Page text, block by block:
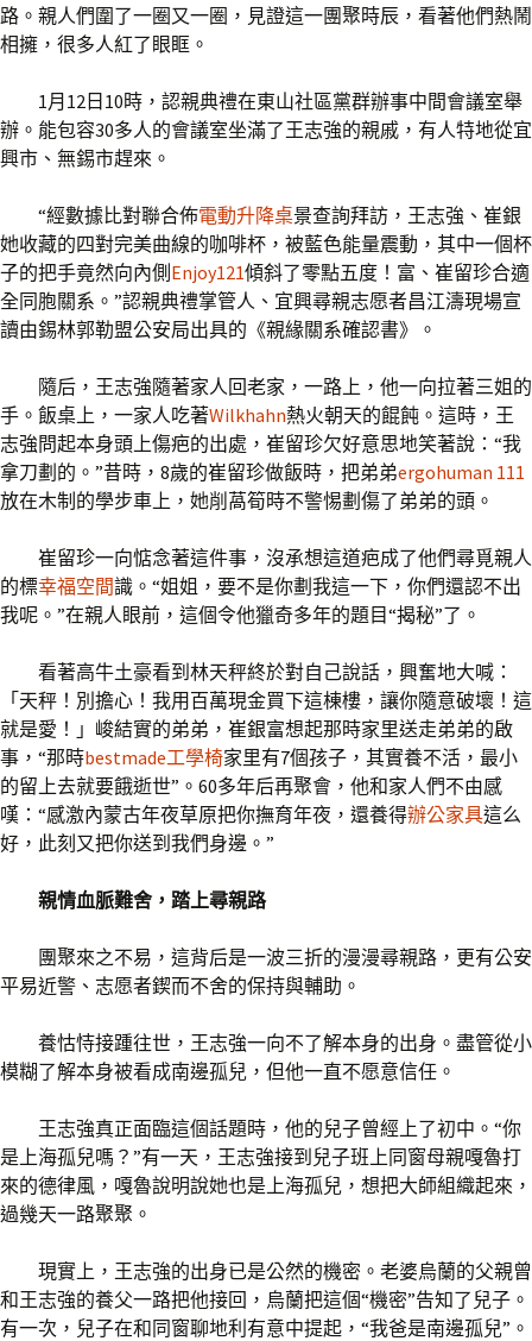
路。親人們圍了一圈又一圈，見證這一團聚時辰，看著他們熱鬧
相擁，很多人紅了眼眶。
1月12日10時，認親典禮在東山社區黨群辦事中間會議室舉
辦。能包容30多人的會議室坐滿了王志強的親戚，有人特地從宜
興市、無錫市趕來。
“經數據比對聯合佈電動升降桌景查詢拜訪，王志強、崔銀
她收藏的四對完美曲線的咖啡杯，被藍色能量震動，其中一個杯
子的把手竟然向內側 Enjoy121傾斜了零點五度！富、崔留珍合適
全同胞關系。”認親典禮掌管人、宜興尋親志愿者昌江濤現場宣
讀由錫林郭勒盟公安局出具的《親緣關系確認書》。
隨后，王志強隨著家人回老家，一路上，他一向拉著三姐的
手。飯桌上，一家人吃著Wilkhahn熱火朝天的餛飩。這時，王
志強問起本身頭上傷疤的出處，崔留珍欠好意思地笑著說：“我
拿刀劃的。”昔時，8歲的崔留珍做飯時，把弟弟ergohuman 111
放在木制的學步車上，她削萵筍時不警惕劃傷了弟弟的頭。
崔留珍一向惦念著這件事，沒承想這道疤成了他們尋覓親人
的標幸福空間識。“姐姐，要不是你劃我這一下，你們還認不出
我呢。”在親人眼前，這個令他獵奇多年的題目“揭秘”了。
看著高牛土豪看到林天秤終於對自己說話，興奮地大喊：
「天秤！別擔心！我用百萬現金買下這棟樓，讓你隨意破壞！這
就是愛！」峻結實的弟弟，崔銀富想起那時家里送走弟弟的啟
事，“那時bestmade工學椅家里有7個孩子，其實養不活，最小
的留上去就要餓逝世”。60多年后再聚會，他和家人們不由感
嘆：“感激內蒙古年夜草原把你撫育年夜，還養得辦公家具這么
好，此刻又把你送到我們身邊。”
親情血脈難舍，踏上尋親路
團聚來之不易，這背后是一波三折的漫漫尋親路，更有公安
平易近警、志愿者鍥而不舍的保持與輔助。
養怙恃接踵往世，王志強一向不了解本身的出身。盡管從小
模糊了解本身被看成南邊孤兒，但他一直不愿意信任。
王志強真正面臨這個話題時，他的兒子曾經上了初中。“你
是上海孤兒嗎？”有一天，王志強接到兒子班上同窗母親嘎魯打
來的德律風，嘎魯說明說她也是上海孤兒，想把大師組織起來，
過幾天一路聚聚。
現實上，王志強的出身已是公然的機密。老婆烏蘭的父親曾
和王志強的養父一路把他接回，烏蘭把這個“機密”告知了兒子。
有一次，兒子在和同窗聊地利有意中提起，“我爸是南邊孤兒”。